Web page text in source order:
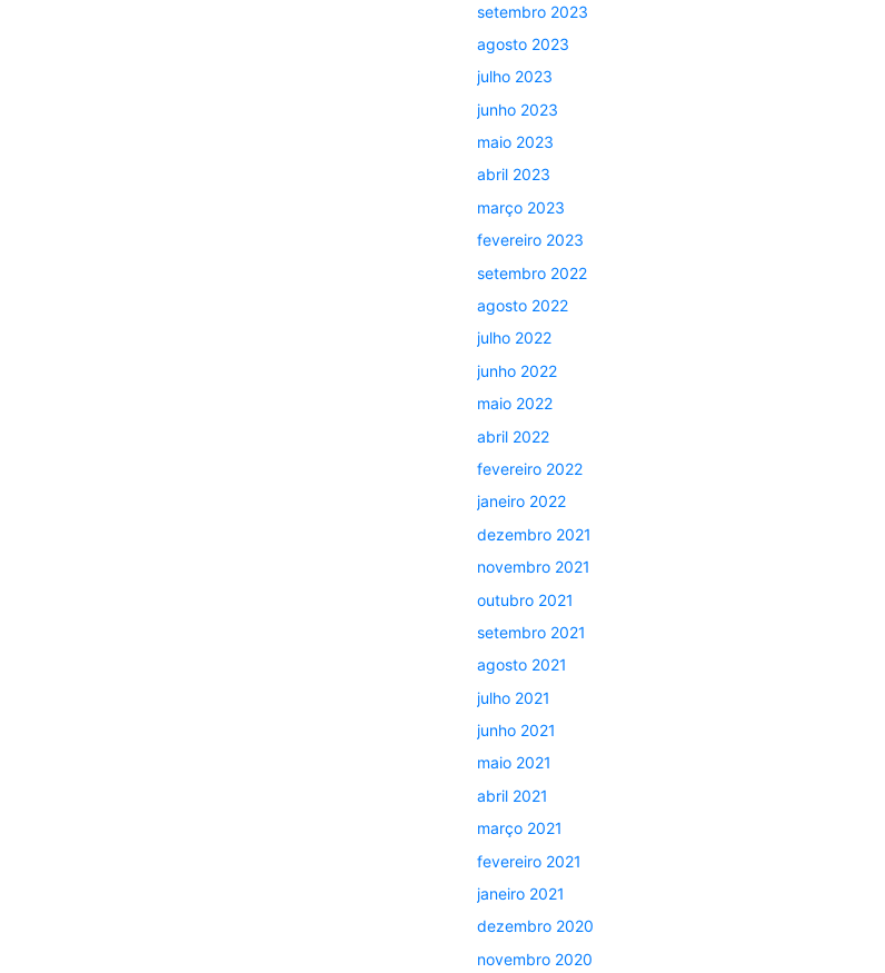
setembro 2023
agosto 2023
julho 2023
junho 2023
maio 2023
abril 2023
março 2023
fevereiro 2023
setembro 2022
agosto 2022
julho 2022
junho 2022
maio 2022
abril 2022
fevereiro 2022
janeiro 2022
dezembro 2021
novembro 2021
outubro 2021
setembro 2021
agosto 2021
julho 2021
junho 2021
maio 2021
abril 2021
março 2021
fevereiro 2021
janeiro 2021
dezembro 2020
novembro 2020